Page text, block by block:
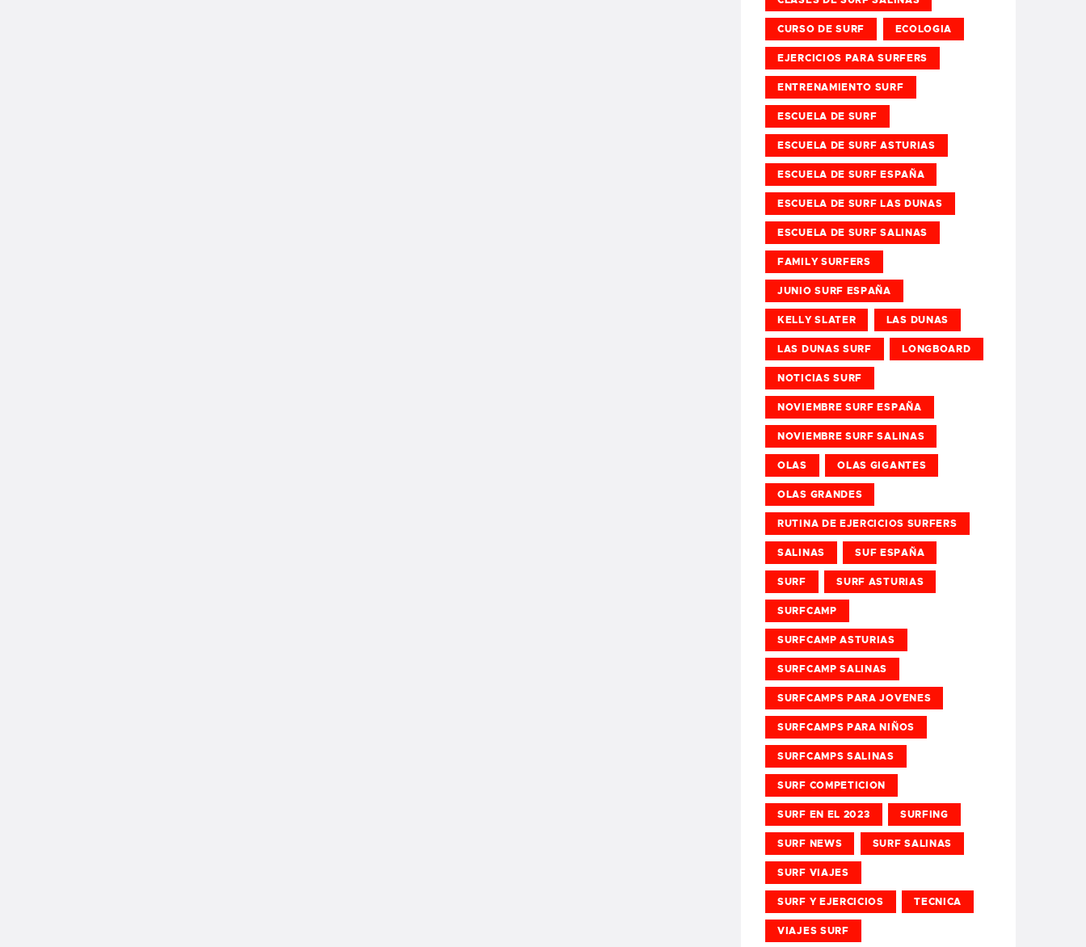
CURSO DE SURF ECOLOGIA
EJERCICIOS PARA SURFERS
ENTRENAMIENTO SURF
ESCUELA DE SURF
ESCUELA DE SURF ASTURIAS
ESCUELA DE SURF ESPAÑA
ESCUELA DE SURF LAS DUNAS
ESCUELA DE SURF SALINAS
FAMILY SURFERS
JUNIO SURF ESPAÑA
KELLY SLATER LAS DUNAS
LAS DUNAS SURF LONGBOARD
NOTICIAS SURF
NOVIEMBRE SURF ESPAÑA
NOVIEMBRE SURF SALINAS
OLAS OLAS GIGANTES
OLAS GRANDES
RUTINA DE EJERCICIOS SURFERS
SALINAS SUF ESPAÑA
SURF SURF ASTURIAS
SURFCAMP
SURFCAMP ASTURIAS
SURFCAMP SALINAS
SURFCAMPS PARA JOVENES
SURFCAMPS PARA NIÑOS
SURFCAMPS SALINAS
SURF COMPETICION
SURF EN EL 2023 SURFING
SURF NEWS SURF SALINAS
SURF VIAJES
SURF Y EJERCICIOS TECNICA
VIAJES SURF